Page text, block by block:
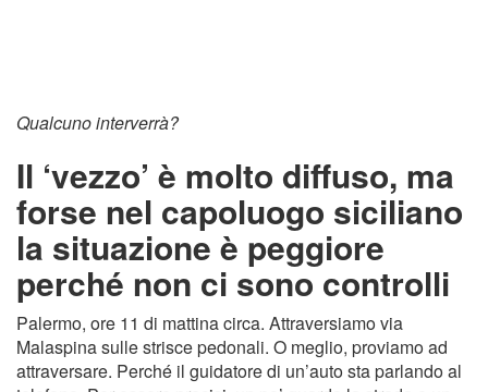
Qualcuno interverrà?
Il ‘vezzo’ è molto diffuso, ma
forse nel capoluogo siciliano
la situazione è peggiore
perché non ci sono controlli
Palermo, ore 11 di mattina circa. Attraversiamo via
Malaspina sulle strisce pedonali. O meglio, proviamo ad
attraversare. Perché il guidatore di un’auto sta parlando al